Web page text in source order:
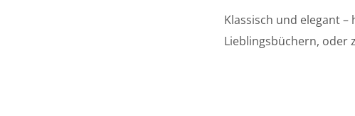
Klassisch und elegant
Lieblingsbüchern, oder